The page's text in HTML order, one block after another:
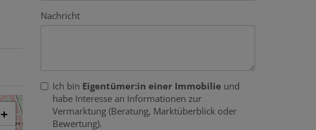
+
Nachricht
Ich bin Eigentümer:in einer Immobilie und
habe Interesse an Informationen zur
Vermarktung (Beratung, Marktüberblick oder
Bewertung).